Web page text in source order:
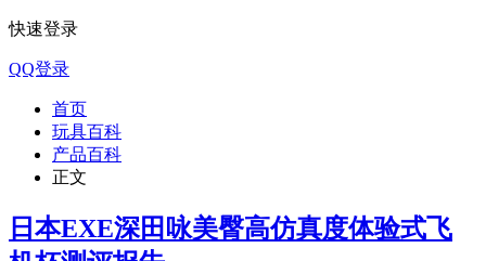
快速登录
QQ登录
首页
玩具百科
产品百科
正文
日本EXE深田咏美臀高仿真度体验式飞